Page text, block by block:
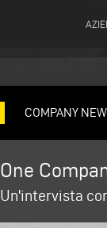
COMPANY
One
Un'intervista